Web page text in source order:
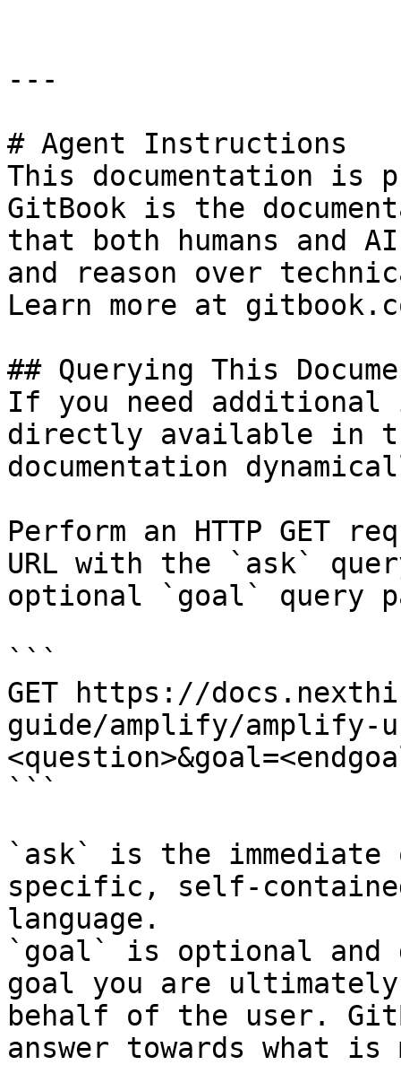
---
# Agent Instructions
This documentation is
GitBook is the
that both humans and
and reason over
Learn more at
## Querying This
If you need
directly available in
documentation
Perform an HTTP GET
URL with the `ask`
optional `goal` query
```
GET https://
guide/amplify/amplify-
```
`ask` is the
specific, self-
language.
`goal` is optional and
goal you are
behalf of the user.
answer towards what